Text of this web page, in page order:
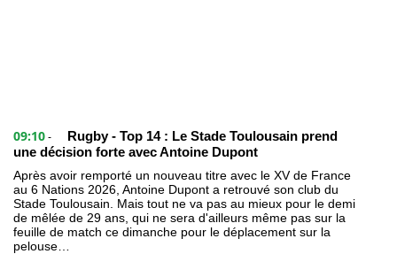
09:10 -
Rugby - Top 14 : Le Stade Toulousain prend
une décision forte avec Antoine Dupont
Après avoir remporté un nouveau titre avec le XV de France
au 6 Nations 2026, Antoine Dupont a retrouvé son club du
Stade Toulousain. Mais tout ne va pas au mieux pour le demi
de mêlée de 29 ans, qui ne sera d'ailleurs même pas sur la
feuille de match ce dimanche pour le déplacement sur la
pelouse…